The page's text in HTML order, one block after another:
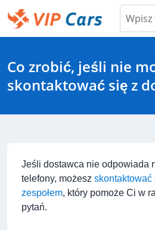
Przejdź
do
głównej
Co zrobić, jeśli nie
skontaktować się z
Jeśli dostawca nie odpowiada
telefony, możesz skontaktować
zespołem, który pomoże Ci w
pytań.